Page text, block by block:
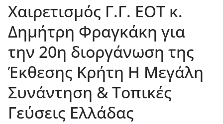
Χαιρετισμός Γ.Γ. ΕΟΤ κ.
Δημήτρη Φραγκάκη για
την 20η διοργάνωση της
Έκθεσης Κρήτη Η Μεγάλη
Συνάντηση & Τοπικές
Γεύσεις Ελλάδας